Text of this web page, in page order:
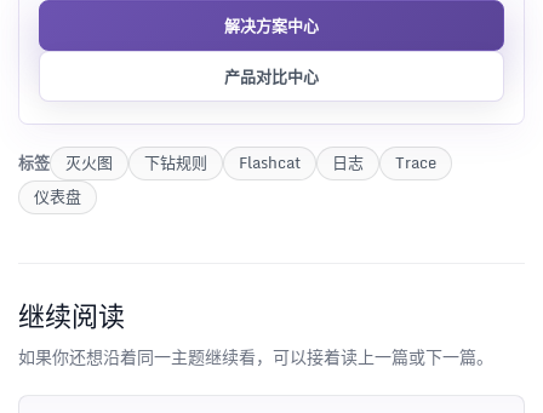
解决方案中心
产品对比中心
标签 灭火图 下钻规则 Flashcat 日志
Trace
仪表盘
继续阅读
如果你还想沿着同一主题继续看，可以接着读上一篇或下一篇。